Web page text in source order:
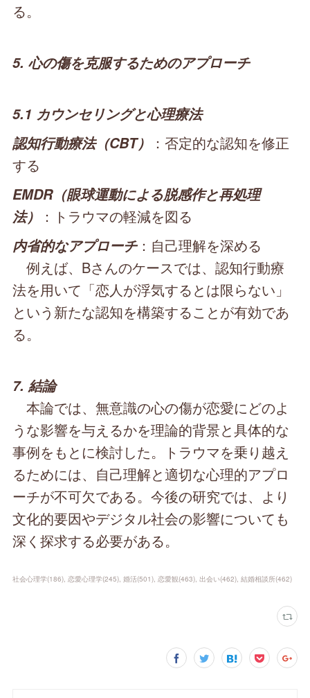
る。
5. 心の傷を克服するためのアプローチ
5.1 カウンセリングと心理療法
認知行動療法（CBT）
：否定的な認知を修正
する
EMDR（眼球運動による脱感作と再処理
法）
：トラウマの軽減を図る
内省的なアプローチ：自己理解を深める
例えば、Bさんのケースでは、認知行動療
法を用いて「恋人が浮気するとは限らない」
という新たな認知を構築することが有効であ
る。
7. 結論
本論では、無意識の心の傷が恋愛にどのよ
うな影響を与えるかを理論的背景と具体的な
事例をもとに検討した。トラウマを乗り越え
るためには、自己理解と適切な心理的アプロ
ーチが不可欠である。今後の研究では、より
文化的要因やデジタル社会の影響についても
深く探求する必要がある。
社会心理学(186) 恋愛心理学(245) 婚活(501) 恋愛観(463) 出会い(462) 結婚相談所(462)